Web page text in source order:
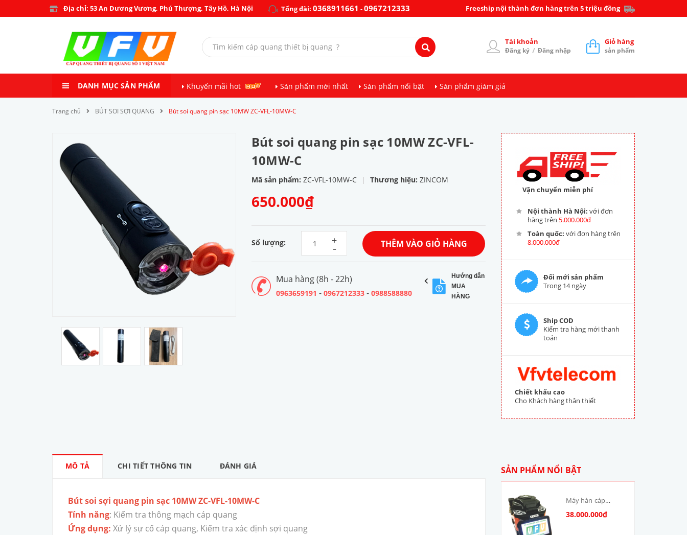
Địa chỉ: 53 An Dương Vương, Phú Thượng, Tây Hồ, Hà Nội Tổng đài: 0368911661 -0967212333 Freeship nội thành đơn hàng trên 5 triệu đồng
Tài khoản
Đăng ký / Đăng nhập
Giỏ hàng
sản phẩm
DANH MỤC SẢN PHẨM Khuyến mãi hot Sản phẩm mới nhất Sản phẩm nổi bật Sản phẩm giảm giá
Trang chủ BÚT SOI SỢI QUANG Bút soi quang pin sạc 10MW ZC-VFL-10MW-C
Bút soi quang pin sạc 10MW ZC-VFL-
10MW-C
Mã sản phẩm: ZC-VFL-10MW-C | Thương hiệu: ZINCOM
650.000₫
Số lượng: -
+ THÊM VÀO GIỎ HÀNG
Mua hàng (8h - 22h)
0963659191 - 0967212333 - 0988588880
Hướng dẫn
MUA
HÀNG
Vận chuyển miễn phí
Nội thành Hà Nội: với đơn
hàng trên 5.000.000đ
Toàn quốc: với đơn hàng trên
8.000.000đ
Đổi mới sản phẩm
Trong 14 ngày
Ship COD
Kiểm tra hàng mới thanh
toán
Chiết khấu cao
Cho Khách hàng thân thiết
MÔ TẢ CHI TIẾT THÔNG TIN ĐÁNH GIÁ
Bút soi sợi quang pin sạc 10MW ZC-VFL-10MW-C
Tính năng: Kiểm tra thông mạch cáp quang
Ứng dụng: Xử lý sự cố cáp quang, Kiểm tra xác định sợi quang
SẢN PHẨM NỔI BẬT
Máy hàn cáp
quang T-V6S-MAX
38.000.000₫